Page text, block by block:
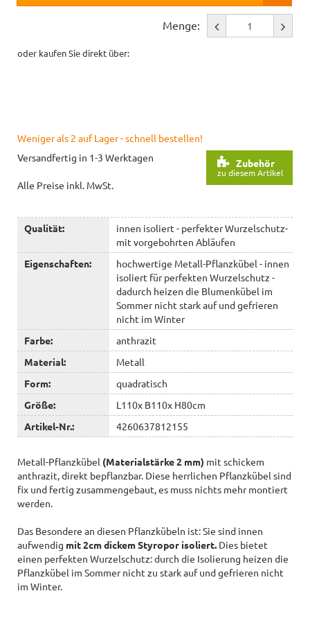
Menge:
oder kaufen Sie direkt über:
Weniger als 2 auf Lager - schnell bestellen!
Zubehör
zu diesem Artikel
Versandfertig in 1-3 Werktagen
Alle Preise inkl. MwSt.
Qualität:
innen isoliert - perfekter Wurzelschutz-
mit vorgebohrten Abläufen
Eigenschaften:
hochwertige Metall-Pflanzkübel - innen
isoliert für perfekten Wurzelschutz -
dadurch heizen die Blumenkübel im
Sommer nicht stark auf und gefrieren
nicht im Winter
Farbe:
anthrazit
Material:
Metall
Form:
quadratisch
Größe:
L110x B110x H80cm
Artikel-Nr.:
4260637812155
Metall-Pflanzkübel (Materialstärke 2 mm) mit schickem
anthrazit, direkt bepflanzbar. Diese herrlichen Pflanzkübel sind
fix und fertig zusammengebaut, es muss nichts mehr montiert
werden.
Das Besondere an diesen Pflanzkübeln ist: Sie sind innen
aufwendig mit 2cm dickem Styropor isoliert. Dies bietet
einen perfekten Wurzelschutz: durch die Isolierung heizen die
Pflanzkübel im Sommer nicht zu stark auf und gefrieren nicht
im Winter.